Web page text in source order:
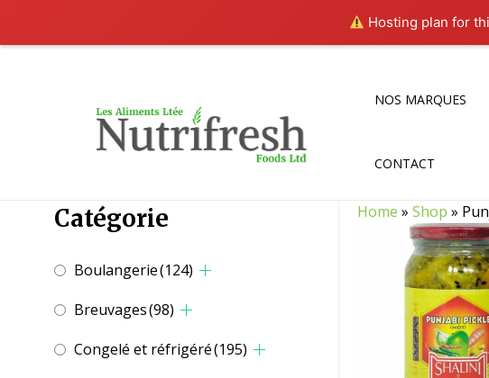
Hosting plan for
NOS MARQUES
CONTACT
Catégorie
Boulangerie(124)
Breuvages(98)
Congelé et réfrigéré(195)
Home »Shop »